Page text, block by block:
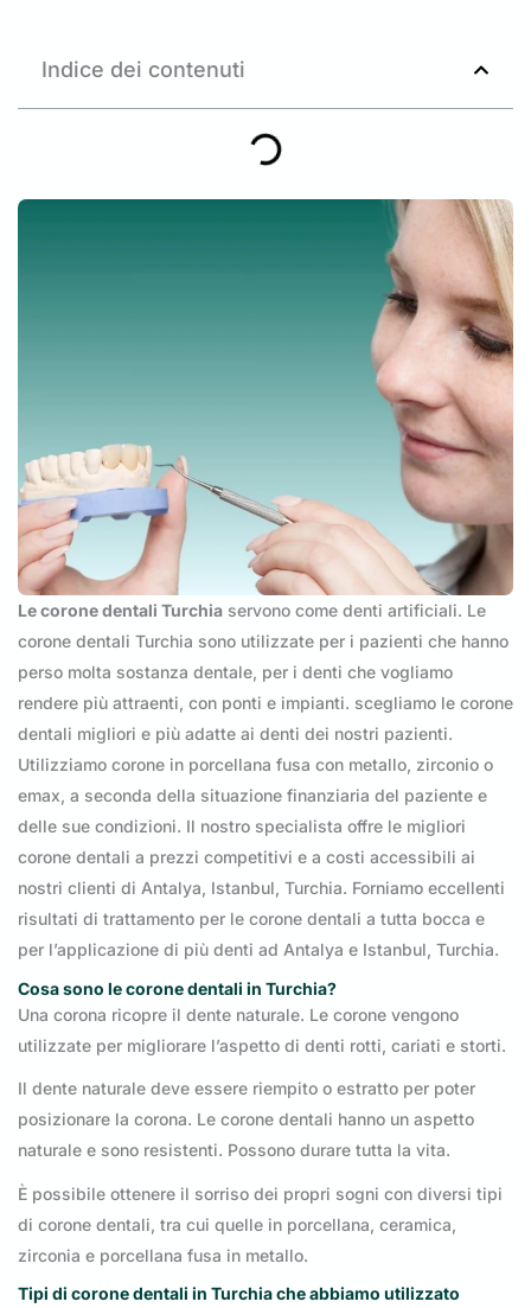
Indice dei contenuti
Le corone dentali Turchia servono come denti artificiali. Le
corone dentali Turchia sono utilizzate per i pazienti che hanno
perso molta sostanza dentale, per i denti che vogliamo
rendere più attraenti, con ponti e impianti. scegliamo le corone
dentali migliori e più adatte ai denti dei nostri pazienti.
Utilizziamo corone in porcellana fusa con metallo, zirconio o
emax, a seconda della situazione finanziaria del paziente e
delle sue condizioni. Il nostro specialista offre le migliori
corone dentali a prezzi competitivi e a costi accessibili ai
nostri clienti di Antalya, Istanbul, Turchia. Forniamo eccellenti
risultati di trattamento per le corone dentali a tutta bocca e
per l’applicazione di più denti ad Antalya e Istanbul, Turchia.
Cosa sono le corone dentali in Turchia?
Una corona ricopre il dente naturale. Le corone vengono
utilizzate per migliorare l’aspetto di denti rotti, cariati e storti.
Il dente naturale deve essere riempito o estratto per poter
posizionare la corona. Le corone dentali hanno un aspetto
naturale e sono resistenti. Possono durare tutta la vita.
È possibile ottenere il sorriso dei propri sogni con diversi tipi
di corone dentali, tra cui quelle in porcellana, ceramica,
zirconia e porcellana fusa in metallo.
Tipi di corone dentali in Turchia che abbiamo utilizzato